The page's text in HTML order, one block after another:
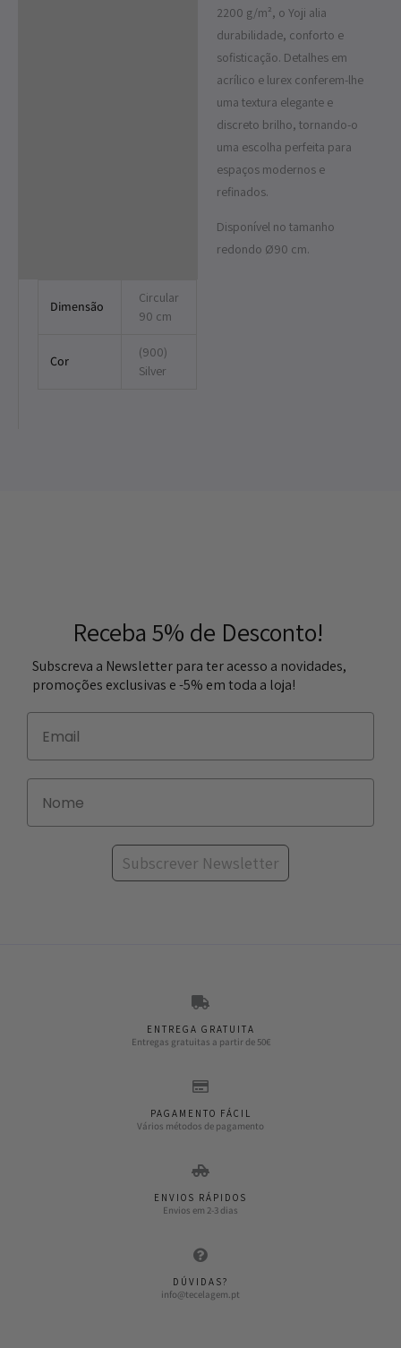
2200 g/m², o Yoji alia
durabilidade, conforto e
sofisticação. Detalhes em
acrílico e lurex conferem-lhe
uma textura elegante e
discreto brilho, tornando-o
uma escolha perfeita para
espaços modernos e
refinados.
Disponível no tamanho
redondo Ø90 cm.
Dimensão
Circular
90 cm
Cor
(900)
Silver
Receba 5% de Desconto!
Subscreva a Newsletter para ter acesso a novidades,
promoções exclusivas e -5% em toda a loja!
Subscrever Newsletter
ENTREGA GRATUITA
Entregas gratuitas a partir de 50€
PAGAMENTO FÁCIL
Vários métodos de pagamento
ENVIOS RÁPIDOS
Envios em 2-3 dias
DÚVIDAS?
info@tecelagem.pt